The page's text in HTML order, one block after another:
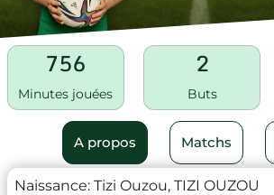
756
Minutes jouées
2
Buts
A propos Matchs
Naissance: Tizi Ouzou, TIZI OUZOU